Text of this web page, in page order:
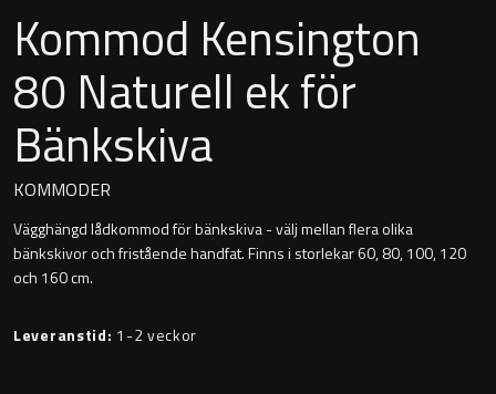
Spegelskåp
Linear Led Spegelskåp
Sky Spegelskåp
Speglar
Ambient Speglar
London
New York
Sky Spegelskåp
återförsäljare
Kundservice
Kontakt
Kommod Kensington
80 Naturell ek för
Bänkskiva
KOMMODER
Vägghängd lådkommod för bänkskiva - välj mellan flera olika
bänkskivor och fristående handfat. Finns i storlekar 60, 80, 100, 120
och 160 cm.
Leveranstid: 1-2 veckor